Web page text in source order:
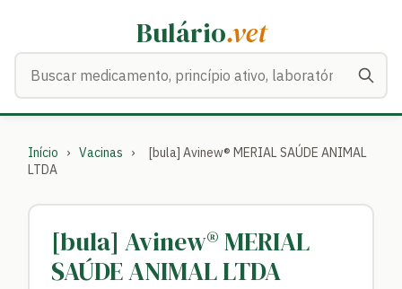
Bulário.vet
Início › Vacinas ›
[bula] Avinew® MERIAL SAÚDE ANIMAL
LTDA
[bula] Avinew® MERIAL
SAÚDE ANIMAL LTDA